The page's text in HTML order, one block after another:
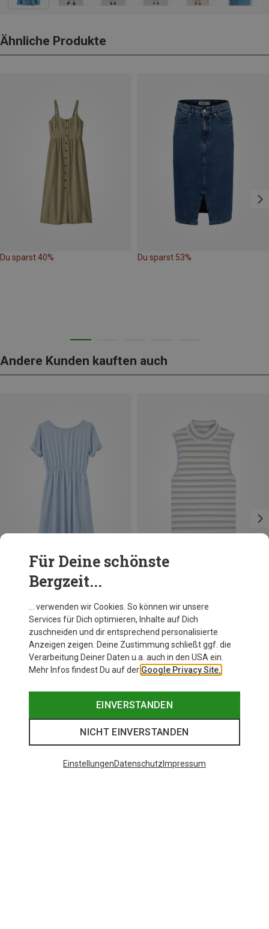
Ähnliche Produkte
Du sparst 40% Du sparst 53%
Andere Kunden kauften auch
Du sparst 37%
Für Deine schönste
Bergzeit...
… verwenden wir Cookies. So können wir unsere
Services für Dich optimieren, Inhalte auf Dich
zuschneiden und dir entsprechend personalisierte
Anzeigen zeigen. Deine Zustimmung schließt ggf. die
Verarbeitung Deiner Daten u.a. auch in den USA ein.
Mehr Infos findest Du auf der Google Privacy Site.
EINVERSTANDEN
NICHT EINVERSTANDEN
EinstellungenDatenschutz Impressum